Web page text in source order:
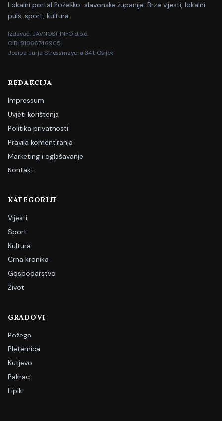
Lokalni portal Požeško-slavonske županije. Brze vijesti, lokalni
puls, sport, kultura.
Izdavač: JAVNOST INFO d.o.o.
OIB: 81866746905
Josipa Jurja Strossmayera 341, Osijek
REDAKCIJA
Impressum
Uvjeti korištenja
Politika privatnosti
Pravila komentiranja
Marketing i oglašavanje
Kontakt
KATEGORIJE
Vijesti
Sport
Kultura
Crna kronika
Gospodarstvo
Život
GRADOVI
Požega
Pleternica
Kutjevo
Pakrac
Lipik